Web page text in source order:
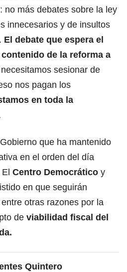
no más debates sobre la ley
innecesarios y de insultos
El debate que espera el
de la reforma a
sesionar de
nos pagan los
en toda la
que ha mantenido
en el orden del día
Centro Democrático y
en que seguirán
otras razones por la
de viabilidad fiscal del
Quintero